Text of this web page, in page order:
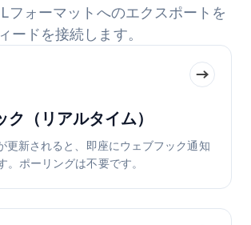
フォーマットへのエクスポートを
ードを接続します。
ク（リアルタイム）
更新されると、即座にウェブフック通知
。ポーリングは不要です。